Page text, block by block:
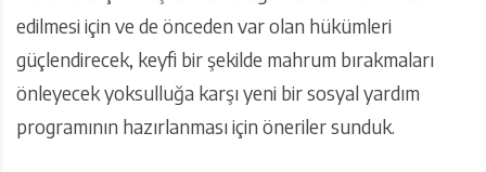
edilmesi için ve de önceden var olan hükümleri
güçlendirecek, keyfi bir şekilde mahrum bırakmaları
önleyecek yoksulluğa karşı yeni bir sosyal yardım
programının hazırlanması için öneriler sunduk.